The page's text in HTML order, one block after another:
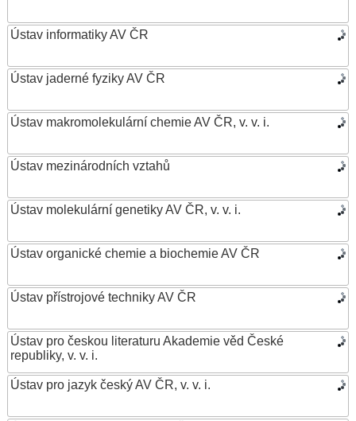
Ústav informatiky AV ČR
Ústav jaderné fyziky AV ČR
Ústav makromolekulární chemie AV ČR, v. v. i.
Ústav mezinárodních vztahů
Ústav molekulární genetiky AV ČR, v. v. i.
Ústav organické chemie a biochemie AV ČR
Ústav přístrojové techniky AV ČR
Ústav pro českou literaturu Akademie věd České
republiky, v. v. i.
Ústav pro jazyk český AV ČR, v. v. i.